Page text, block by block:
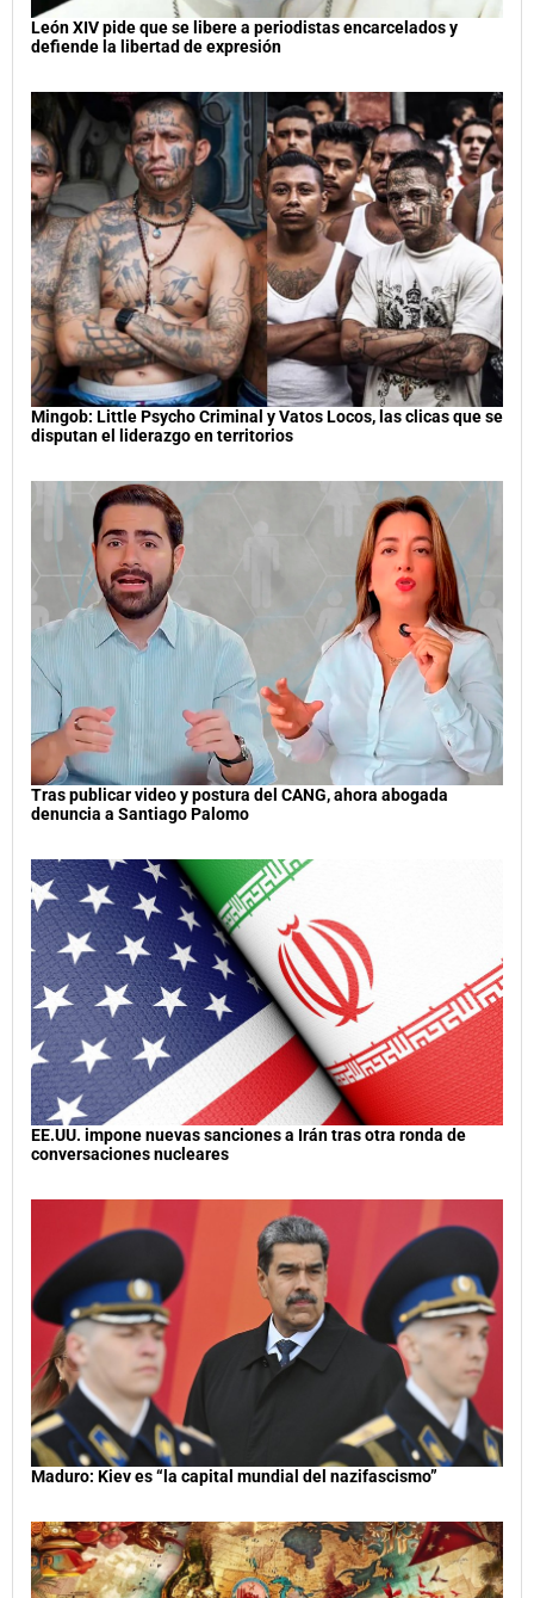
León XIV pide que se libere a periodistas encarcelados y
defiende la libertad de expresión
Mingob: Little Psycho Criminal y Vatos Locos, las clicas que se
disputan el liderazgo en territorios
Tras publicar video y postura del CANG, ahora abogada
denuncia a Santiago Palomo
EE.UU. impone nuevas sanciones a Irán tras otra ronda de
conversaciones nucleares
Maduro: Kiev es “la capital mundial del nazifascismo”